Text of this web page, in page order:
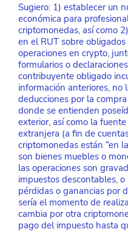
Sugiero: 1) establecer un
económica para
criptomonedas, así como
en el RUT sobre
operaciones en crypto,
formularios o
contribuyente obligado
información anteriores, no
deducciones por la
donde se entienden
exterior, así como la
extranjera (a fin de
criptomonedas están “en
son bienes muebles o
las operaciones son
impuestos descontables,
pérdidas o ganancias por
sería el momento de
cambia por otra
pago del impuesto hasta